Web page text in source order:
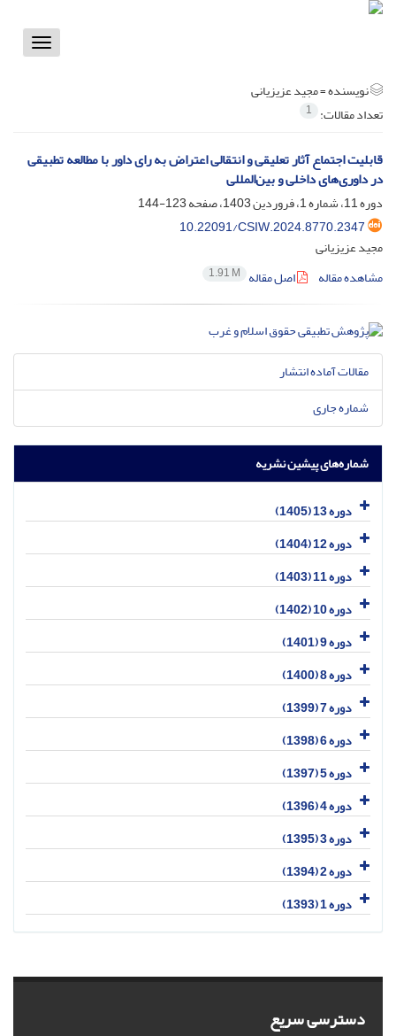
Toggle
نویسنده =مجید عزیزیانی
تعداد مقالات: 1
قابلیت اجتماع آثار تعلیقی و انتقالی اعتراض به رای داور با مطالعه تطبیقی
در داوری‌‌های داخلی و بین‌المللی
دوره 11، شماره 1، فروردین 1403، صفحه
123-144
10.22091/CSIW.2024.8770.2347
مجید عزیزیانی
مشاهده مقاله
اصل مقاله 1.91 M
مقالات آماده انتشار
شماره جاری
شماره‌های پیشین نشریه
دوره 13 (1405)
دوره 12 (1404)
دوره 11 (1403)
دوره 10 (1402)
دوره 9 (1401)
دوره 8 (1400)
دوره 7 (1399)
دوره 6 (1398)
دوره 5 (1397)
دوره 4 (1396)
دوره 3 (1395)
دوره 2 (1394)
دوره 1 (1393)
دسترسی سریع